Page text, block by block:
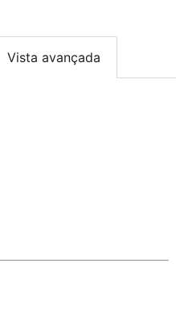
Vista avançada